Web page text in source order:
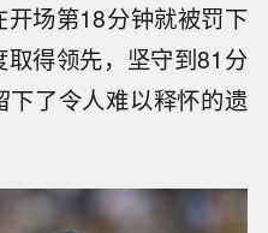
场第18分钟就被罚下
得领先，坚守到81分
了令人难以释怀的遗